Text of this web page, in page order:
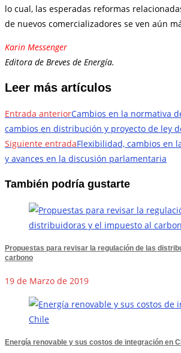
lo cual, las esperadas reformas
de nuevos comercializadores se ven aún
Karin Messenger
Editora de Breves de Energía.
Leer más artículos
Entrada anteriorCambios en la normativa
cambios en distribución y proyecto de ley
Siguiente entradaFlexibilidad, cambios en
y avances en la discusión parlamentaria
También podría gustarte
Propuestas para revisar la regulación de las
carbono
19 de Marzo de 2019
Energía renovable y sus costos de integración en